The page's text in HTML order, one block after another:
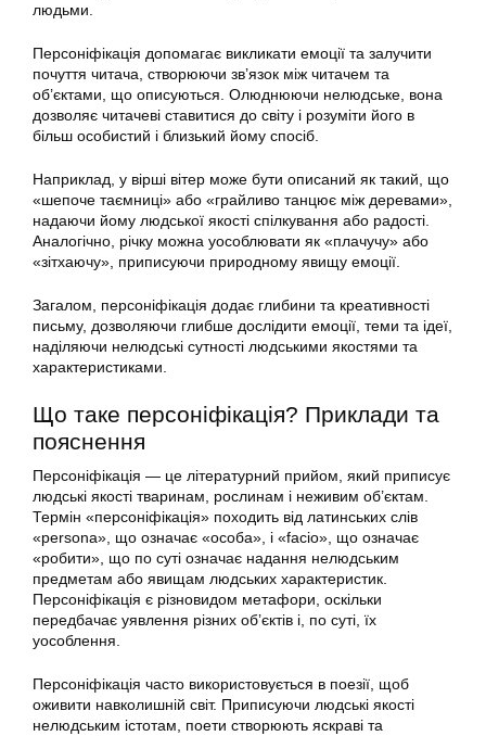
людьми.
Персоніфікація допомагає викликати емоції та залучити
почуття читача, створюючи зв’язок між читачем та
об’єктами, що описуються. Олюднюючи нелюдське, вона
дозволяє читачеві ставитися до світу і розуміти його в
більш особистий і близький йому спосіб.
Наприклад, у вірші вітер може бути описаний як такий, що
«шепоче таємниці» або «грайливо танцює між деревами»,
надаючи йому людської якості спілкування або радості.
Аналогічно, річку можна уособлювати як «плачучу» або
«зітхаючу», приписуючи природному явищу емоції.
Загалом, персоніфікація додає глибини та креативності
письму, дозволяючи глибше дослідити емоції, теми та ідеї,
наділяючи нелюдські сутності людськими якостями та
характеристиками.
Що таке персоніфікація? Приклади та
пояснення
Персоніфікація — це літературний прийом, який приписує
людські якості тваринам, рослинам і неживим об’єктам.
Термін «персоніфікація» походить від латинських слів
«persona», що означає «особа», і «facio», що означає
«робити», що по суті означає надання нелюдським
предметам або явищам людських характеристик.
Персоніфікація є різновидом метафори, оскільки
передбачає уявлення різних об’єктів і, по суті, їх
уособлення.
Персоніфікація часто використовується в поезії, щоб
оживити навколишній світ. Приписуючи людські якості
нелюдським істотам, поети створюють яскраві та